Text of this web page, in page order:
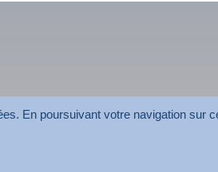
En poursuivant votre navigation